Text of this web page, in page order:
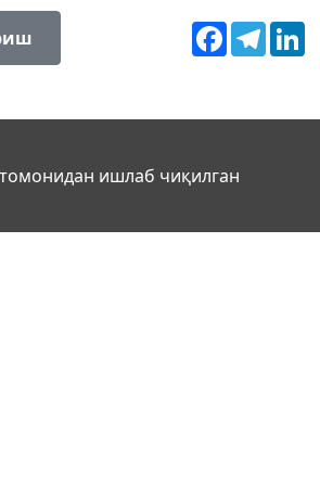
Facebook
ишлаб чиқилган